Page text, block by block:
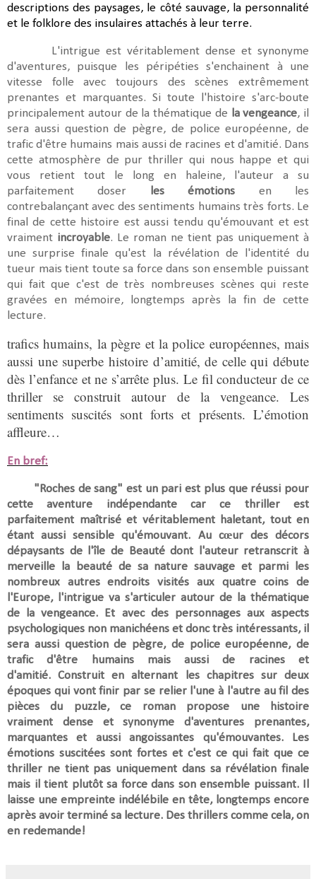
descriptions des paysages, le côté sauvage, la personnalité
et le folklore des insulaires attachés à leur terre.
L'intrigue est véritablement dense et synonyme
d'aventures, puisque les péripéties s'enchainent à une
vitesse folle avec toujours des scènes extrêmement
prenantes et marquantes. Si toute l'histoire s'arc-boute
principalement autour de la thématique de la vengeance, il
sera aussi question de pègre, de police européenne, de
trafic d'être humains mais aussi de racines et d'amitié. Dans
cette atmosphère de pur thriller qui nous happe et qui
vous retient tout le long en haleine, l'auteur a su
parfaitement doser les émotions en les
contrebalançant avec des sentiments humains très forts. Le
final de cette histoire est aussi tendu qu'émouvant et est
vraiment incroyable. Le roman ne tient pas uniquement à
une surprise finale qu'est la révélation de l'identité du
tueur mais tient toute sa force dans son ensemble puissant
qui fait que c'est de très nombreuses scènes qui reste
gravées en mémoire, longtemps après la fin de cette
lecture.
trafics humains, la pègre et la police européennes, mais
aussi une superbe histoire d’amitié, de celle qui débute
dès l’enfance et ne s’arrête plus. Le fil conducteur de ce
thriller se construit autour de la vengeance. Les
sentiments suscités sont forts et présents. L’émotion
affleure…
En bref:
"Roches de sang" est un pari est plus que réussi pour
cette aventure indépendante car ce thriller est
parfaitement maîtrisé et véritablement haletant, tout en
étant aussi sensible qu'émouvant. Au cœur des décors
dépaysants de l'île de Beauté dont l'auteur retranscrit à
merveille la beauté de sa nature sauvage et parmi les
nombreux autres endroits visités aux quatre coins de
l'Europe, l'intrigue va s'articuler autour de la thématique
de la vengeance. Et avec des personnages aux aspects
psychologiques non manichéens et donc très intéressants, il
sera aussi questionde pègre, de police européenne, de
trafic d'être humains mais aussi de racines et
d'amitié. Construit en alternant les chapitres sur deux
époques qui vont finir par se relier l'une à l'autre au fil des
pièces du puzzle, ce roman propose une histoire
vraiment dense et synonyme d'aventures prenantes,
marquantes et aussi angoissantes qu'émouvantes. Les
émotions suscitées sont fortes et c'est ce qui fait que ce
thriller ne tient pas uniquement dans sa révélation finale
mais il tient plutôt sa force dans son ensemble puissant. I
laisse une empreinte indélébile en tête, longtemps encore
après avoir terminé sa lecture. Des thrillers comme cela, on
en redemande!